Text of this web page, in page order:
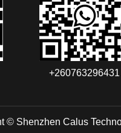
+260763296431
© Shenzhen Calus